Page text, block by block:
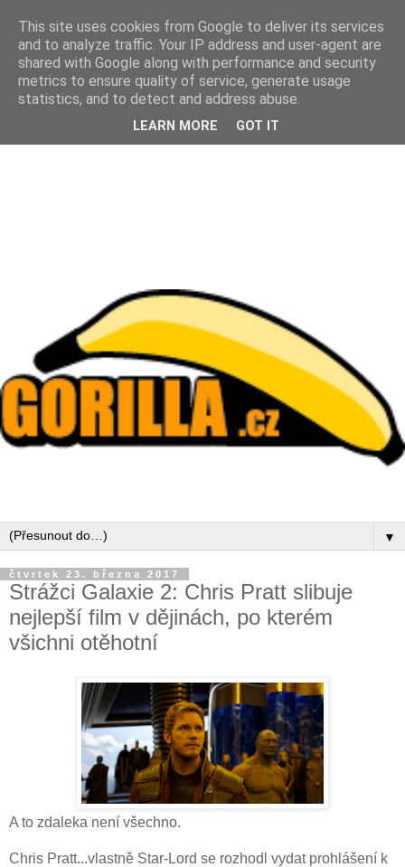
▼
čtvrtek 23. března 2017
Strážci Galaxie 2: Chris Pratt slibuje
nejlepší film v dějinách, po kterém
všichni otěhotní
A to zdaleka není všechno.
Chris Pratt...vlastně Star-Lord se rozhodl vydat prohlášení k
This site uses cookies from Google to deliver its services
and to analyze traffic. Your IP address and user-agent are
shared with Google along with performance and security
metrics to ensure quality of service, generate usage
statistics, and to detect and address abuse.
LEARN MORE GOT IT